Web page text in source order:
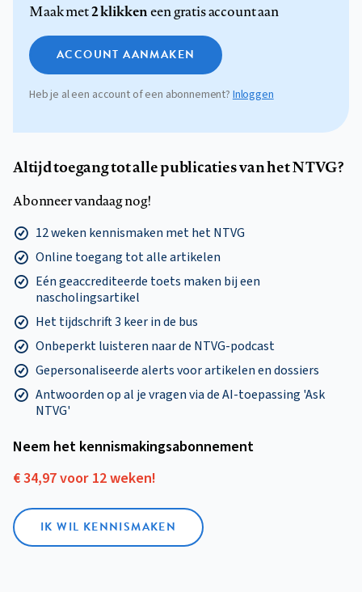
Maak met2 klikkeneen gratis account aan
ACCOUNT AANMAKEN
Heb je al een account of een abonnement? Inloggen
Altijd toegang tot alle publicaties van het NTVG?
Abonneer vandaag nog!
12 weken kennismaken met het NTVG
Online toegang tot alle artikelen
Eén geaccrediteerde toets maken bij een
nascholingsartikel
Het tijdschrift 3 keer in de bus
Onbeperkt luisteren naar de NTVG-podcast
Gepersonaliseerde alerts voor artikelen en dossiers
Antwoorden op al je vragen via de AI-toepassing 'Ask
NTVG'
Neem het kennismakings­abonnement
€ 34,97 voor 12 weken!
IK WIL KENNISMAKEN